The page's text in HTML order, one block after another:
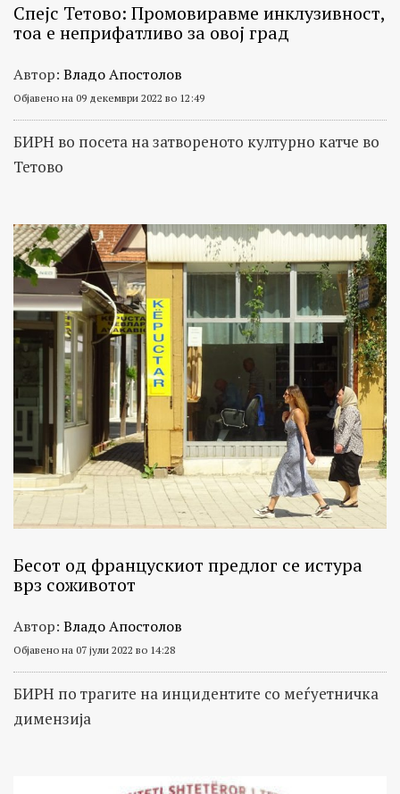
Спејс Тетово: Промовиравме инклузивност,
тоа е неприфатливо за овој град
Автор: Владо Апостолов
Објавено на 09 декември 2022 во 12:49
БИРН во посета на затвореното културно катче во
Тетово
Бесот од францускиот предлог се истура
врз соживотот
Автор: Владо Апостолов
Објавено на 07 јули 2022 во 14:28
БИРН по трагите на инцидентите со меѓуетничка
димензија